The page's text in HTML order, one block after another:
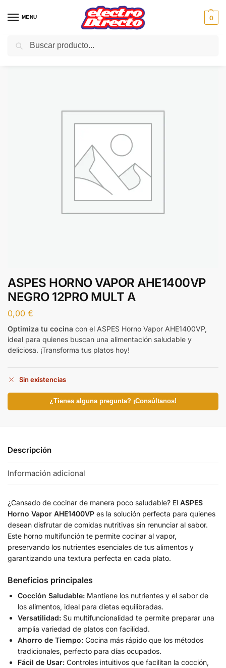
MENU 0
Inicio Gama blanca Hornos
ASPES HORNO VAPOR AHE1400VP
NEGRO 12PRO MULT A
0,00 €
Optimiza tu cocina con el ASPES Horno Vapor AHE1400VP,
ideal para quienes buscan una alimentación saludable y
deliciosa. ¡Transforma tus platos hoy!
Sin existencias
¿Tienes alguna pregunta? ¡Consúltanos!
Descripción
Información adicional
¿Cansado de cocinar de manera poco saludable? El ASPES
Horno Vapor AHE1400VP es la solución perfecta para quienes
desean disfrutar de comidas nutritivas sin renunciar al sabor.
Este horno multifunción te permite cocinar al vapor,
preservando los nutrientes esenciales de tus alimentos y
garantizando una textura perfecta en cada plato.
Beneficios principales
Cocción Saludable: Mantiene los nutrientes y el sabor de
los alimentos, ideal para dietas equilibradas.
Versatilidad: Su multifuncionalidad te permite preparar una
amplia variedad de platos con facilidad.
Ahorro de Tiempo: Cocina más rápido que los métodos
tradicionales, perfecto para días ocupados.
Fácil de Usar: Controles intuitivos que facilitan la cocción,